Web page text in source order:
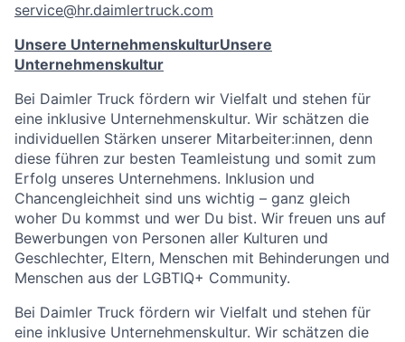
service@hr.daimlertruck.com
Unsere UnternehmenskulturUnsere
Unternehmenskultur
Bei Daimler Truck fördern wir Vielfalt und stehen für
eine inklusive Unternehmenskultur. Wir schätzen die
individuellen Stärken unserer Mitarbeiter:innen, denn
diese führen zur besten Teamleistung und somit zum
Erfolg unseres Unternehmens. Inklusion und
Chancengleichheit sind uns wichtig – ganz gleich
woher Du kommst und wer Du bist. Wir freuen uns auf
Bewerbungen von Personen aller Kulturen und
Geschlechter, Eltern, Menschen mit Behinderungen und
Menschen aus der LGBTIQ+ Community.
Bei Daimler Truck fördern wir Vielfalt und stehen für
eine inklusive Unternehmenskultur. Wir schätzen die